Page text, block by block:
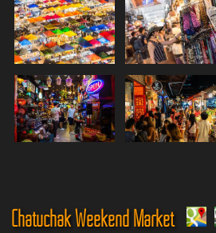
Chatuchak Weekend Market